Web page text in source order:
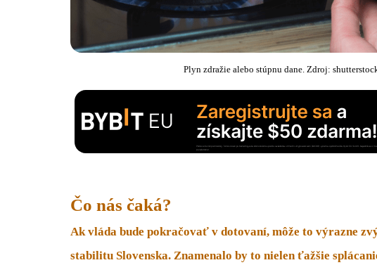
Plyn zdražie alebo stúpnu dane. Zdroj:
Čo nás čaká?
Ak vláda bude pokračovať v dotovaní, môže to výrazne
stabilitu Slovenska. Znamenalo by to nielen ťažšie